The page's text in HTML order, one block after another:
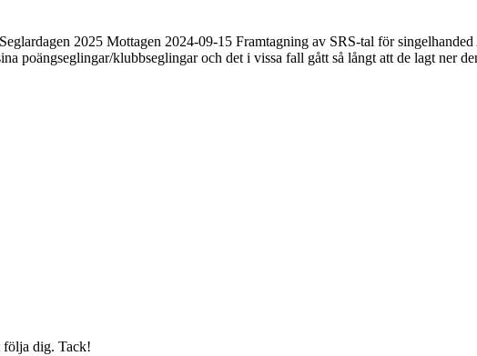
2025 Mottagen 2024-09-15 Framtagning av SRS-tal för
poängseglingar/klubbseglingar och det i vissa fall gått så långt att de lagt ner
följa dig. Tack!